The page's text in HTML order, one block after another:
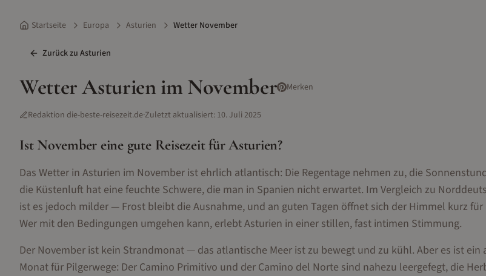
Startseite Europa Asturien Wetter November
Zurück zu Asturien
WetterAsturien im November Merken
Redaktion die-beste-reisezeit.de·Zuletzt aktualisiert: 10. Juli 2025
Ist November eine gute Reisezeit fürAsturien?
Das Wetter in Asturien im November ist ehrlich atlantisch: Die Regentage nehmen zu, die
die Küstenluft hat eine feuchte Schwere, die man in Spanien nicht erwartet. Im Vergleich zu
ist es jedoch milder — Frost bleibt die Ausnahme, und an guten Tagen öffnet sich der Himmel kurz
Wer mit den Bedingungen umgehen kann, erlebt Asturien in einer stillen, fast intimen Stimmung.
Der November ist kein Strandmonat — das atlantische Meer ist zu bewegt und zu kühl. Aber es ist ein
Monat für Pilgerwege: Der Camino Primitivo und der Camino del Norte sind nahezu leergefegt, die